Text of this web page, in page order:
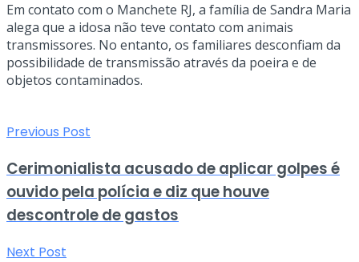
Em contato com o Manchete RJ, a família de Sandra Maria
alega que a idosa não teve contato com animais
transmissores. No entanto, os familiares desconfiam da
possibilidade de transmissão através da poeira e de
objetos contaminados.
Previous Post
Cerimonialista acusado de aplicar golpes é
ouvido pela polícia e diz que houve
descontrole de gastos
Next Post